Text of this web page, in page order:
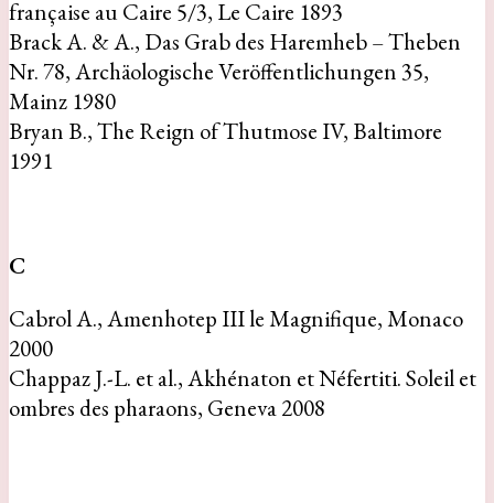
française au Caire 5/3, Le Caire 1893
Brack A. & A., Das Grab des Haremheb – Theben
Nr. 78, Archäologische Veröffentlichungen 35,
Mainz 1980
Bryan B., The Reign of Thutmose IV, Baltimore
1991
C
Cabrol A., Amenhotep III le Magnifique, Monaco
2000
Chappaz J.-L. et al., Akhénaton et Néfertiti. Soleil et
ombres des pharaons, Geneva 2008